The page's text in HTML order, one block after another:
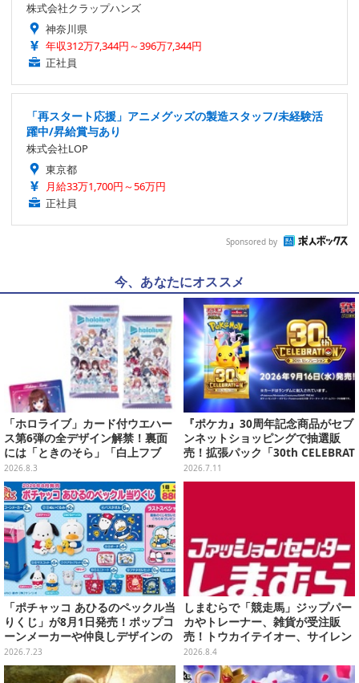
株式会社クラップハンズ
神奈川県
年収312万7,344円～396万7,344円
正社員
「再スタート応援」アニメグッズの製造スタッフ/未経験活
躍中/昇給賞与あり
株式会社LOP
東京都
月給33万1,700円～56万円
正社員
Sponsored by
今、あなたにオススメ
「ホロライブ」カード付ウエハー
ス第6弾の全デザイン解禁！裏面
には「ときのそら」「白上フブ
キ」ら30名の手書きメッセージ入
り
2026.8.3
『ポケカ』30周年記念商品がセブ
ンネットショッピングで抽選販
売！拡張パック「30th CELEBRAT
ION」と「エーフィ・ブラッキー
セット」が対象
2026.7.11
「ポチャッコ あひるのペックル当
りくじ」が8月1日発売！ポップコ
ーンメーカーや仲良しデザインの
両面クッション、日常使いできる
雑貨など
2026.7.23
しまむらで「競走馬」ジップパー
カやトレーナー、雑貨が受注販
売！トウカイテイオー、サイレン
ススズカなど名馬5頭をデザイン
2026.8.4